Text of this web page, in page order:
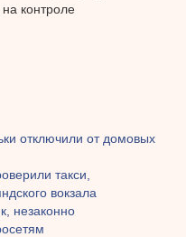
контроле
отключили от домовых
такси,
вокзала
незаконно